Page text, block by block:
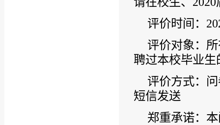
评价时间：
评价对象：
聘过本校毕业生
评价方式：
短信发送
郑重承诺：